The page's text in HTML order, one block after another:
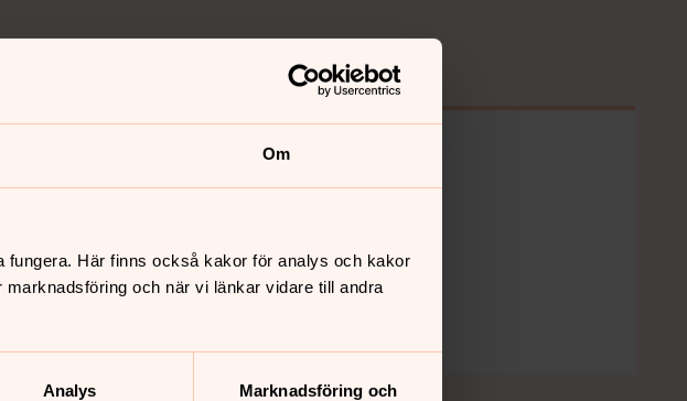
Om
Här finns också kakor för analys och kakor
och när vi länkar vidare till andra
Analys
Marknadsföring och